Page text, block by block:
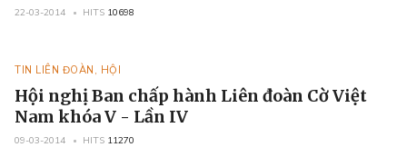
22-03-2014 HITS 10698
TIN LIÊN ĐOÀN, HỘI
Hội nghị Ban chấp hành Liên đoàn Cờ Việt
Nam khóa V - Lần IV
09-03-2014 HITS 11270